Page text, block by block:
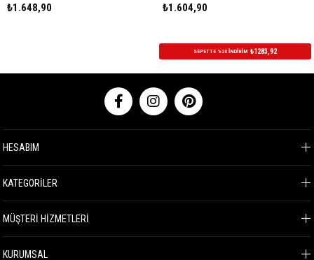
₺1.604,90
SEPETTE %20 İNDİRİM ₺1283,92
HESABIM
KATEGORİLER
MÜŞTERİ HİZMETLERİ
KURUMSAL